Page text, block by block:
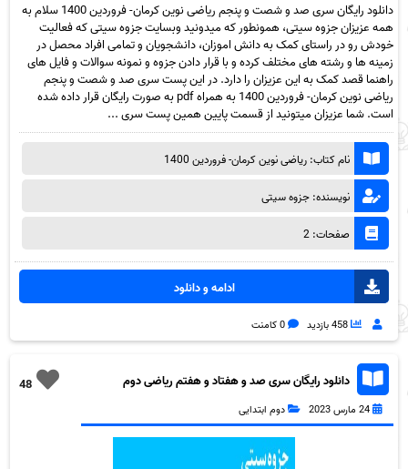
دانلود رایگان سری صد و شصت و پنجم ریاضی نوین کرمان- فروردین 1400 سلام به
همه عزیزان جزوه سیتی، همونطور که میدونید وبسایت جزوه سیتی که فعالیت
خودش رو در راستای کمک به دانش اموزان، دانشجویان و تمامی افراد محصل در
زمینه ها و رشته های مختلف کرده و با قرار دادن جزوه و نمونه سوالات و فایل های
راهنما قصد کمک به این عزیزان را دارد. در این پست سری صد و شصت و پنجم
ریاضی نوین کرمان- فروردین 1400 به همراه pdf به صورت رایگان قرار داده شده
است. شما عزیزان میتونید از قسمت پایین همین پست سری ...
نام کتاب: ریاضی نوین کرمان- فروردین 1400
نویسنده: جزوه سیتی
صفحات: 2
ادامه و دانلود
458 بازدید 0 کامنت
48
دانلود رایگان سری صد و هفتاد و هفتم ریاضی دوم
دبستان به همراه pdf
24 مارس 2023 دوم ابتدایی